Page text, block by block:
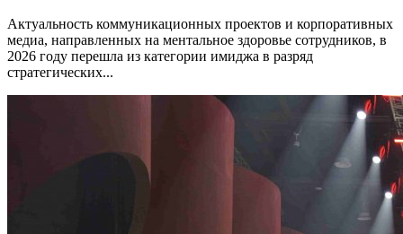
Актуальность коммуникационных проектов и корпоративных
медиа, направленных на ментальное здоровье сотрудников, в
2026 году перешла из категории имиджа в разряд
стратегических...